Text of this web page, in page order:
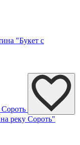
"Букет с
реку Сороть"